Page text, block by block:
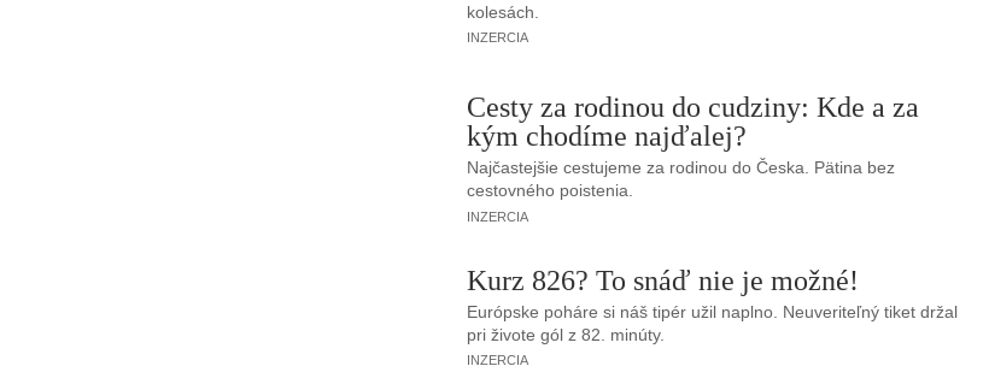
kolesách.
INZERCIA
Cesty za rodinou do cudziny: Kde a za
kým chodíme najďalej?
Najčastejšie cestujeme za rodinou do Česka. Pätina bez
cestovného poistenia.
INZERCIA
Kurz 826? To snáď nie je možné!
Európske poháre si náš tipér užil naplno. Neuveriteľný tiket držal
pri živote gól z 82. minúty.
INZERCIA